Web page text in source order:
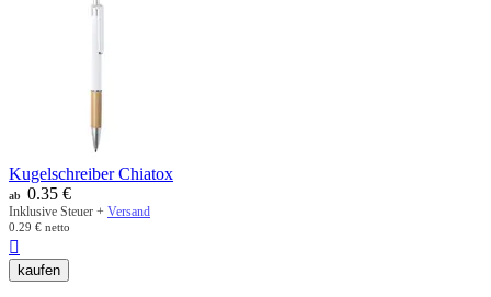
Kugelschreiber Chiatox
ab 0.35 €
Inklusive Steuer + Versand
0.29 € netto

kaufen